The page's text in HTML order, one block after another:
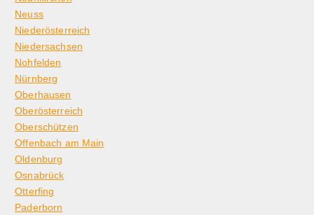
Neuss
Niederösterreich
Niedersachsen
Nohfelden
Nürnberg
Oberhausen
Oberösterreich
Oberschützen
Offenbach am Main
Oldenburg
Osnabrück
Otterfing
Paderborn